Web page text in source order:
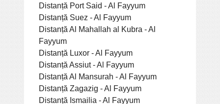
Distanță Port Said - Al Fayyum
Distanță Suez - Al Fayyum
Distanță Al Mahallah al Kubra - Al
Fayyum
Distanță Luxor - Al Fayyum
Distanță Assiut - Al Fayyum
Distanță Al Mansurah - Al Fayyum
Distanță Zagazig - Al Fayyum
Distanță Ismailia - Al Fayyum